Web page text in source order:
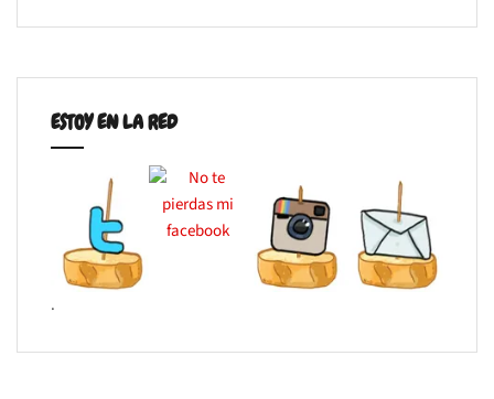
ESTOY EN LA RED
.